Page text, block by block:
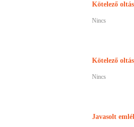
Kötelező
Nincs
Kötelező
Nincs
Javasolt